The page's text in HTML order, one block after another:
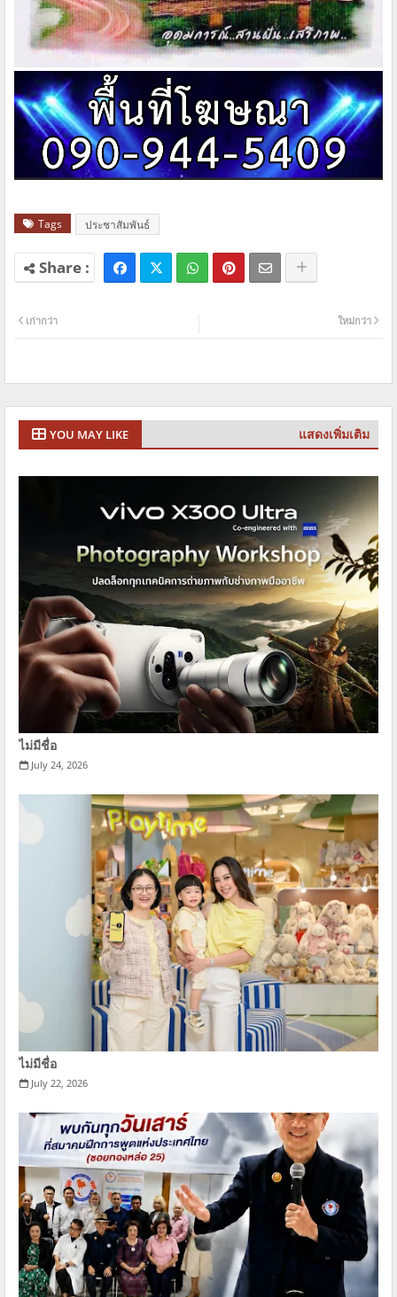
Tags ประชาสัมพันธ์
ใหม่กว่า
เก่ากว่า
YOU MAY LIKE แสดงเพิ่มเติม
ไม่มีชื่อ
July 24, 2026
ไม่มีชื่อ
July 22, 2026